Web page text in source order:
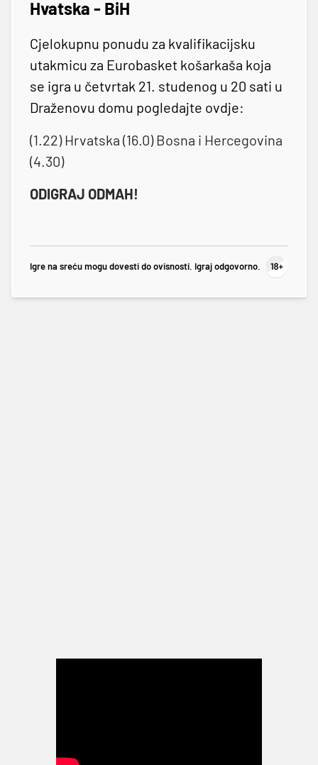
Hvatska - BiH
Cjelokupnu ponudu za kvalifikacijsku
utakmicu za Eurobasket košarkaša koja
se igra u četvrtak 21. studenog u 20 sati u
Draženovu domu pogledajte ovdje:
(1.22) Hrvatska (16.0) Bosna i Hercegovina
(4.30)
ODIGRAJ ODMAH!
Igre na sreću mogu dovesti do ovisnosti. Igraj odgovorno.